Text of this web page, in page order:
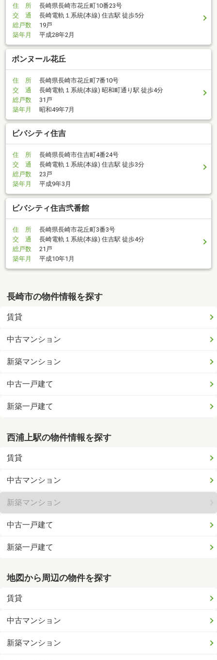
住 所
長崎県長崎市花丘町10番23号
交 通
長崎電軌１系統(本線) 住吉駅 徒歩5分
総戸数
19戸
築年月
平成28年2月
ボンヌール花丘
住 所
長崎県長崎市花丘町7番10号
交 通
長崎電軌１系統(本線) 昭和町通り駅 徒歩4分
総戸数
31戸
築年月
昭和49年7月
ビバシティ住吉
住 所
長崎県長崎市住吉町4番24号
交 通
長崎電軌１系統(本線) 住吉駅 徒歩3分
総戸数
23戸
築年月
平成9年3月
ビバシティ住吉弐番館
住 所
長崎県長崎市花丘町3番3号
交 通
長崎電軌１系統(本線) 住吉駅 徒歩4分
総戸数
21戸
築年月
平成10年1月
長崎市の物件情報を探す
賃貸
中古マンション
新築マンション
中古一戸建て
新築一戸建て
西浦上駅の物件情報を探す
賃貸
中古マンション
新築マンション
中古一戸建て
新築一戸建て
地図から周辺の物件を探す
賃貸
中古マンション
新築マンション